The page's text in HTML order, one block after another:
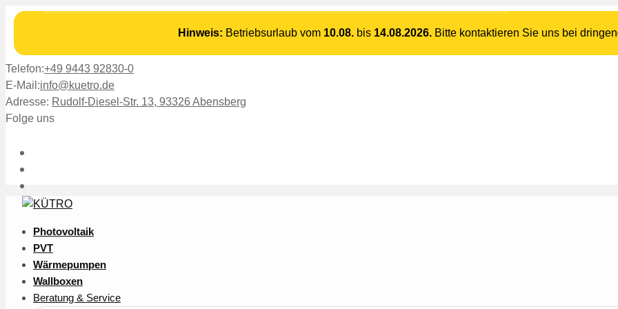
Hinweis: Betriebsurlaub vom 10.08. bis 14.08.2026. Bitte kontaktieren Sie uns bei
Telefon:+49 9443 92830-0
E-Mail:info@kuetro.de
Adresse: Rudolf-Diesel-Str. 13, 93326 Abensberg
Folge uns
Photovoltaik
PVT
Wärmepumpen
Wallboxen
Beratung & Service